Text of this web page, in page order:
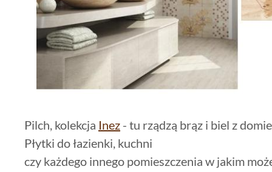
Pilch, kolekcja Inez - tu rządzą brąz i biel z
Płytki do łazienki, kuchni
czy każdego innego pomieszczenia w jakim